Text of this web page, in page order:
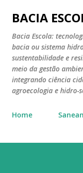
Pular
BACIA
Bacia Escola:
bacia ou sistema
sustentabilidade e
meio da gestão
integrando ciência
agroecologia e hidro-
Home